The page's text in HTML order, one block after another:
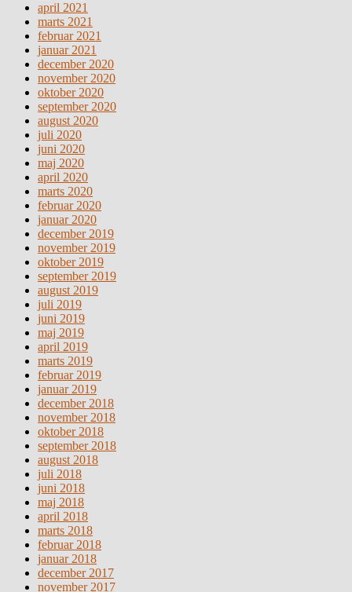
april 2021
marts 2021
februar 2021
januar 2021
december 2020
november 2020
oktober 2020
september 2020
august 2020
juli 2020
juni 2020
maj 2020
april 2020
marts 2020
februar 2020
januar 2020
december 2019
november 2019
oktober 2019
september 2019
august 2019
juli 2019
juni 2019
maj 2019
april 2019
marts 2019
februar 2019
januar 2019
december 2018
november 2018
oktober 2018
september 2018
august 2018
juli 2018
juni 2018
maj 2018
april 2018
marts 2018
februar 2018
januar 2018
december 2017
november 2017